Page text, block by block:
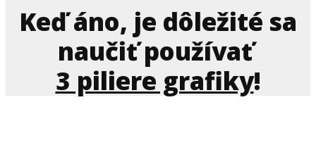
Keď áno, je dôležité sa
naučiť používať
3 piliere grafiky!